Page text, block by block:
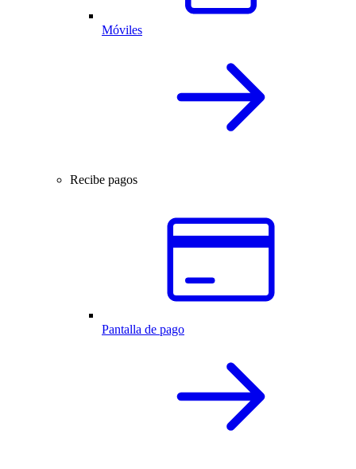
Móviles
Recibe pagos
Pantalla de pago